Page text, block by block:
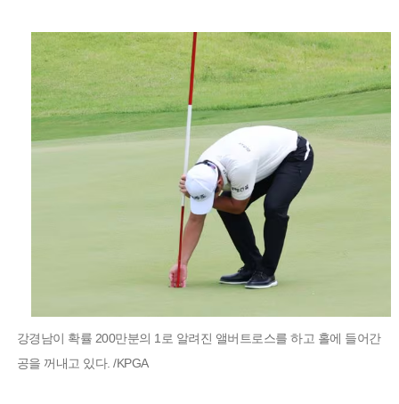
강경남이 확률 200만분의 1로 알려진 앨버트로스를 하고 홀에 들어간
공을 꺼내고 있다. /KPGA